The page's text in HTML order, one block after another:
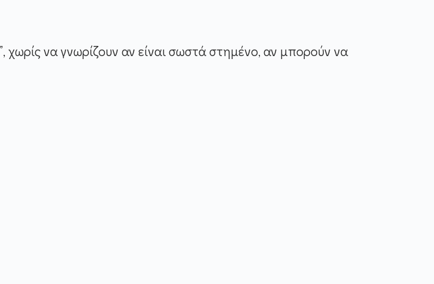
χωρίς να γνωρίζουν αν είναι σωστά στημένο, αν μπορούν να